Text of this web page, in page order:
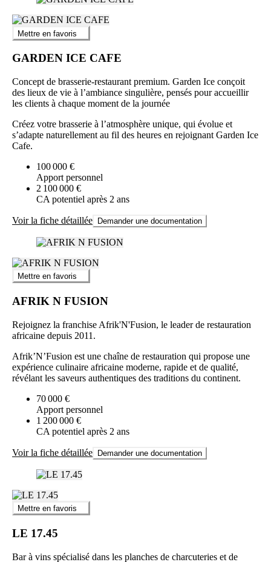
Mettre en favoris
GARDEN ICE CAFE
Concept de brasserie-restaurant premium. Garden Ice conçoit
des lieux de vie à l’ambiance singulière, pensés pour accueillir
les clients à chaque moment de la journée
Créez votre brasserie à l’atmosphère unique, qui évolue et
s’adapte naturellement au fil des heures en rejoignant Garden Ice
Cafe.
100 000 €
Apport personnel
2 100 000 €
CA potentiel après 2 ans
Voir la fiche détaillée Demander une documentation
Mettre en favoris
AFRIK N FUSION
Rejoignez la franchise Afrik'N'Fusion, le leader de restauration
africaine depuis 2011.
Afrik’N’Fusion est une chaîne de restauration qui propose une
expérience culinaire africaine moderne, rapide et de qualité,
révélant les saveurs authentiques des traditions du continent.
70 000 €
Apport personnel
1 200 000 €
CA potentiel après 2 ans
Voir la fiche détaillée Demander une documentation
Mettre en favoris
LE 17.45
Bar à vins spécialisé dans les planches de charcuteries et de